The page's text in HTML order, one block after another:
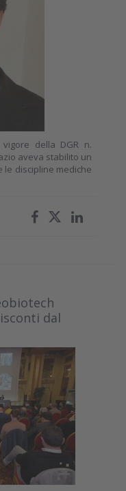
della DGR n.
aveva stabilito un
discipline mediche
dal